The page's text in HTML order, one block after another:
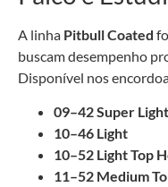
A linha Pitbull Coated
buscam desempenho
Disponível nos
09–42 Super Light
10–46 Light
10–52 Light Top
11–52 Medium